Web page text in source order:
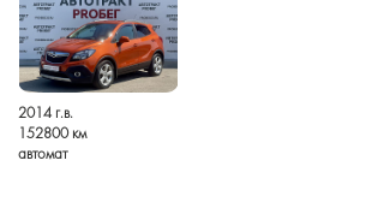
2014 г.в.
152800 км
автомат